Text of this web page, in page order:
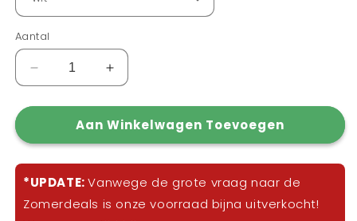
Aantal
Aantal
verlagen
voor
Kloppend
hart
ketting
Aantal
verhogen
voor
Kloppend
hart
Aan Winkelwagen Toevoegen
*UPDATE:Vanwege de grote vraag naar de
Zomerdeals is onze voorraad bijna uitverkocht!